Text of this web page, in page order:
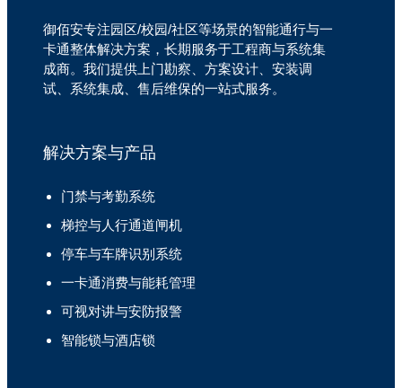
御佰安专注园区/校园/社区等场景的智能通行与一
卡通整体解决方案，长期服务于工程商与系统集
成商。我们提供上门勘察、方案设计、安装调
试、系统集成、售后维保的一站式服务。
解决方案与产品
门禁与考勤系统
梯控与人行通道闸机
停车与车牌识别系统
一卡通消费与能耗管理
可视对讲与安防报警
智能锁与酒店锁